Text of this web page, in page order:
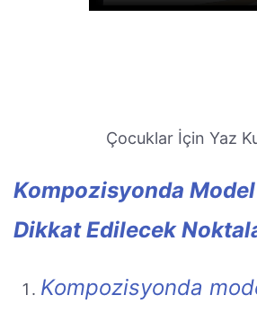
Çocuklar İçin Yaz
Kompozisyonda
Dikkat Edilecek
Kompozisyonda